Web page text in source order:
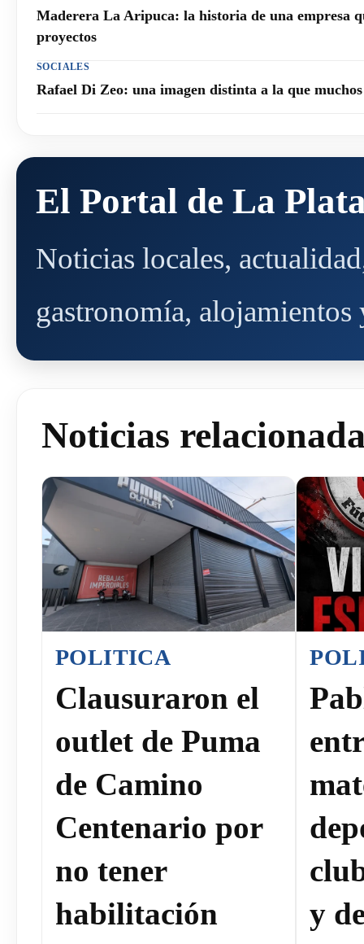
Maderera La Aripuca: la historia de una empresa
proyectos
SOCIALES
Rafael Di Zeo: una imagen distinta a la que
El Portal de La
Noticias locales,
gastronomía,
Noticias
POLITICA
Clausuraron el
outlet de Puma
de Camino
Centenario por
no tener
habilitación
y